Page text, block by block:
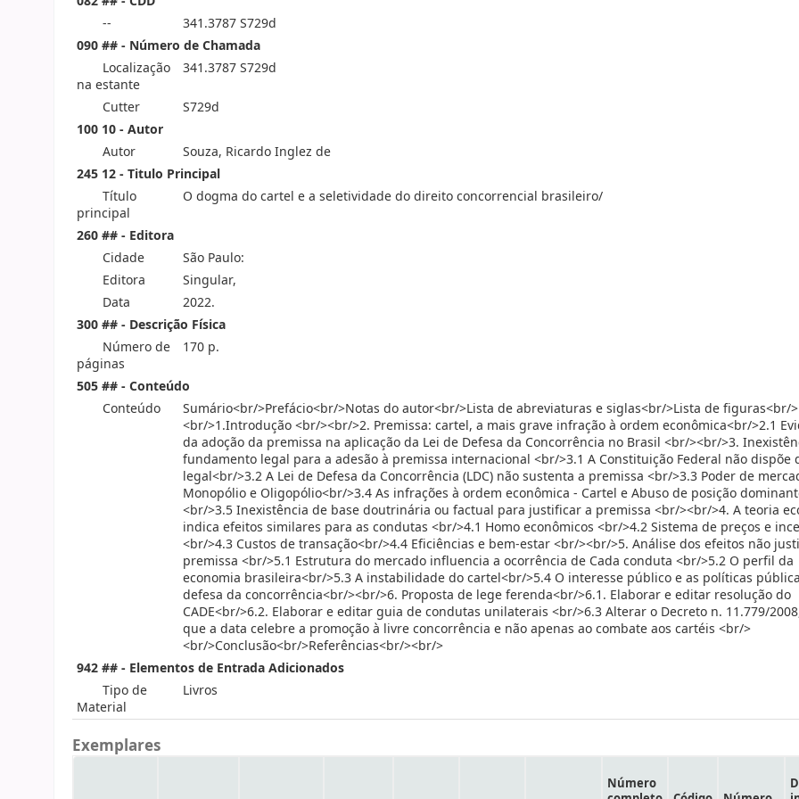
--
341.3787 S729d
090 ## - Número de Chamada
Localização
na estante
341.3787 S729d
Cutter
S729d
100 10 - Autor
Autor
Souza, Ricardo Inglez de
245 12 - Titulo Principal
Título
principal
O dogma do cartel e a seletividade do direito concorrencial brasileiro/
260 ## - Editora
Cidade
São Paulo:
Editora
Singular,
Data
2022.
300 ## - Descrição Física
Número de
páginas
170 p.
505 ## - Conteúdo
Conteúdo
Sumário<br/>Prefácio<br/>Notas do autor<br/>Lista de abreviaturas e siglas<br/>Lista de figuras<br/>
<br/>1.Introdução <br/><br/>2. Premissa: cartel, a mais grave infração à ordem econômica<br/>2.1
da adoção da premissa na aplicação da Lei de Defesa da Concorrência no Brasil <br/><br/>3.
fundamento legal para a adesão à premissa internacional <br/>3.1 A Constituição Federal não dispõe
legal<br/>3.2 A Lei de Defesa da Concorrência (LDC) não sustenta a premissa <br/>3.3 Poder de
Monopólio e Oligopólio<br/>3.4 As infrações à ordem econômica - Cartel e Abuso de posição
<br/>3.5 Inexistência de base doutrinária ou factual para justificar a premissa <br/><br/>4. A teoria
indica efeitos similares para as condutas <br/>4.1 Homo econômicos <br/>4.2 Sistema de preços e
<br/>4.3 Custos de transação<br/>4.4 Eficiências e bem-estar <br/><br/>5. Análise dos efeitos não
premissa <br/>5.1 Estrutura do mercado influencia a ocorrência de Cada conduta <br/>5.2 O perfil da
economia brasileira<br/>5.3 A instabilidade do cartel<br/>5.4 O interesse público e as políticas
defesa da concorrência<br/><br/>6. Proposta de lege ferenda<br/>6.1. Elaborar e editar resolução do
CADE<br/>6.2. Elaborar e editar guia de condutas unilaterais <br/>6.3 Alterar o Decreto n. 11.779/
que a data celebre a promoção à livre concorrência e não apenas ao combate aos cartéis <br/>
<br/>Conclusão<br/>Referências<br/><br/>
942 ## - Elementos de Entrada Adicionados
Tipo de
Material
Livros
Exemplares
Número